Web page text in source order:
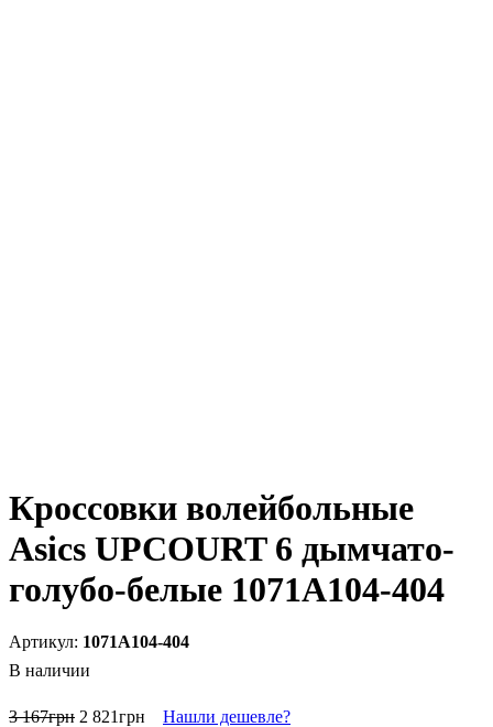
Кроссовки волейбольные
Asics UPCOURT 6 дымчато-
голубо-белые 1071A104-404
1071A104-404
В наличии
3 167грн 2 821грн Нашли дешевле?